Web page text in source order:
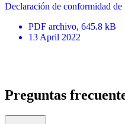
Declaración de conformidad
PDF archivo, 645.8 kB
13 April 2022
Preguntas